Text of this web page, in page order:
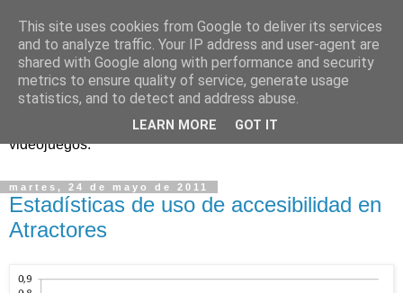
Análisis, noticias y eventos sobre accesibilidad en
videojuegos.
martes, 24 de mayo de 2011
Estadísticas de uso de accesibilidad en
Atractores
This site uses cookies from Google to deliver its services
and to analyze traffic. Your IP address and user-agent are
shared with Google along with performance and security
metrics to ensure quality of service, generate usage
statistics, and to detect and address abuse.
LEARN MORE GOT IT